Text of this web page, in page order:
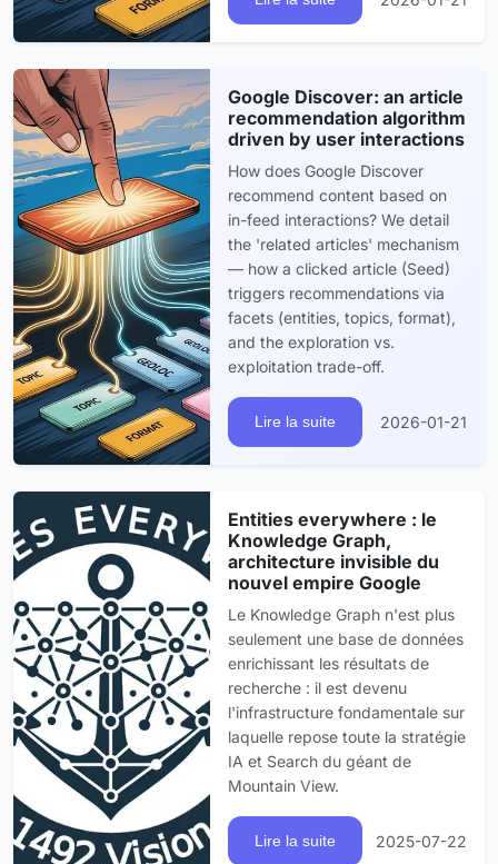
Google Discover: an article
recommendation algorithm
driven by user interactions
How does Google Discover
recommend content based on
in-feed interactions? We detail
the 'related articles' mechanism
— how a clicked article (Seed)
triggers recommendations via
facets (entities, topics, format),
and the exploration vs.
exploitation trade-off.
Lire la suite 2026-01-21
Entities everywhere : le
Knowledge Graph,
architecture invisible du
nouvel empire Google
Le Knowledge Graph n'est plus
seulement une base de données
enrichissant les résultats de
recherche : il est devenu
l'infrastructure fondamentale sur
laquelle repose toute la stratégie
IA et Search du géant de
Mountain View.
Lire la suite 2025-07-22